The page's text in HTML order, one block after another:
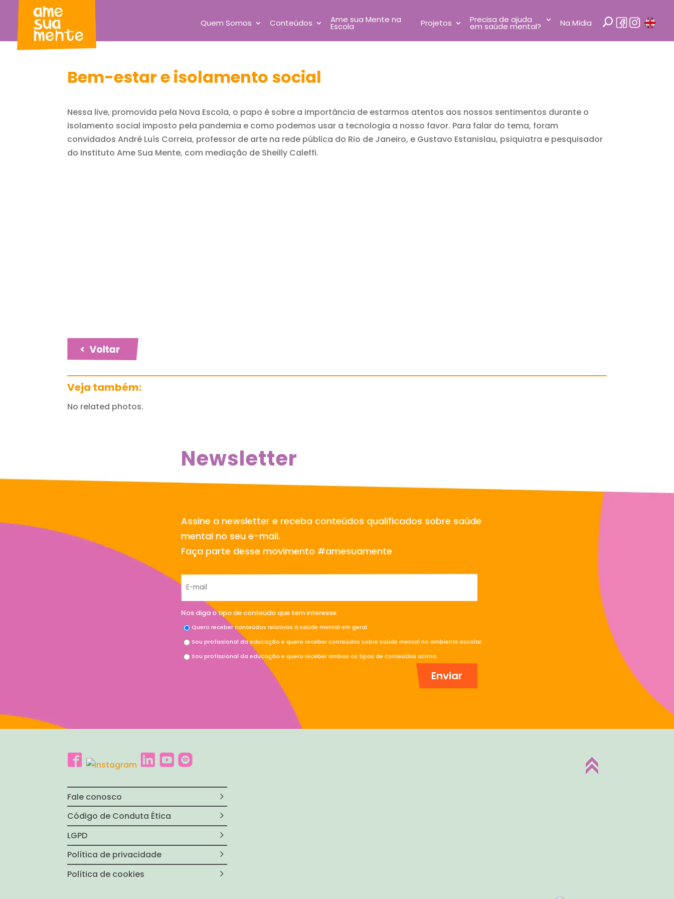
Quem Somos Conteúdos Ame sua Mente na
Escola Projetos Precisa de ajuda
em saúde mental? Na Mídia
Bem-estar e isolamento social
Nessa live, promovida pela Nova Escola, o papo é sobre a importância de estarmos atentos aos nossos sentimentos durante o
isolamento social imposto pela pandemia e como podemos usar a tecnologia a nosso favor. Para falar do tema, foram
convidados André Luís Correia, professor de arte na rede pública do Rio de Janeiro, e Gustavo Estanislau, psiquiatra e pesquisador
do Instituto Ame Sua Mente, com mediação de Sheilly Caleffi.
Veja também:
No related photos.
Newsletter
Assine a newsletter e receba conteúdos qualificados sobre saúde
mental no seu e-mail.
Faça parte desse movimento #amesuamente
Nos diga o tipo de conteúdo que tem interesse:
Quero receber conteúdos relativos à saúde mental em geral.
Sou profissional da educação e quero receber conteúdos sobre saúde mental no ambiente escolar.
Sou profissional da educação e quero receber ambos os tipos de conteúdos acima.
Fale conosco
Código de Conduta Ética
LGPD
Política de privacidade
Política de cookies